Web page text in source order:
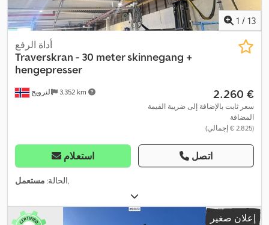
1 / 13
النرويج 3.352 km
أداة الرفع
Traverskran - 30 meter skinnegang +
hengepresser
‏2.260 €
سعر ثابت بالإضافة إلى ضريبة القيمة
المضافة
(‏2.825 € إجمالي)
استعلام اتصل
الحالة: مستعمل ,
إعلان صغير